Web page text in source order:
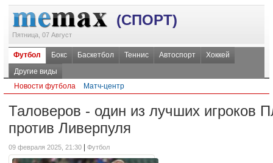
(СПОРТ)
Пятница, 07 Август
Футбол Бокс Баскетбол Теннис Автоспорт
Хоккей
Другие виды
Новости футбола
Матч-центр
Таловеров - один из лучших игроков
против Ливерпуля
09 февраля 2025, 21:30 Футбол